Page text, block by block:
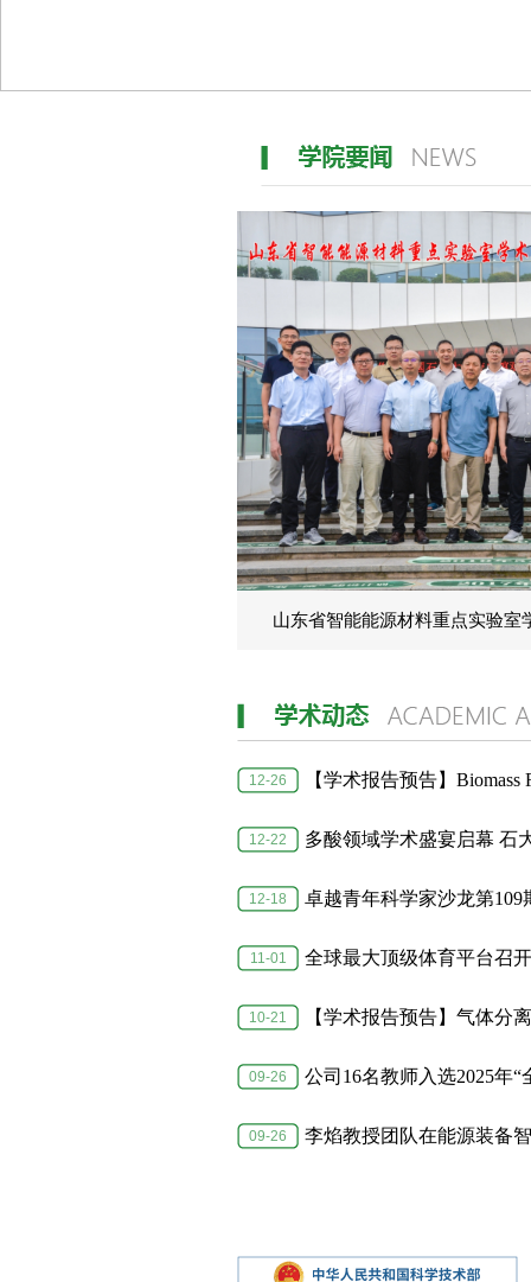
山东省智能能源材料重点实验室
12-26 【学术报告预告】Biomass
12-22 多酸领域学术盛宴启幕 石
12-18 卓越青年科学家沙龙第109
11-01 全球最大顶级体育平台召
10-21 【学术报告预告】气体分
09-26 公司16名教师入选2025年
09-26 李焰教授团队在能源装备